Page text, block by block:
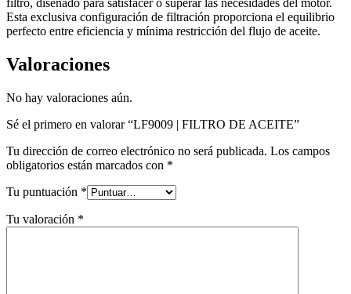
Esta exclusiva configuración de filtración proporciona el equilibrio
perfecto entre eficiencia y mínima restricción del flujo de aceite.
Valoraciones
No hay valoraciones aún.
Sé el primero en valorar “LF9009 | FILTRO DE ACEITE”
Tu dirección de correo electrónico no será publicada. Los campos
obligatorios están marcados con *
Tu puntuación *
Tu valoración *